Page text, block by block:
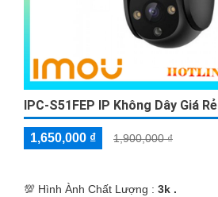
IPC-S51FEP IP Không Dây Giá Rẻ
1,650,000 ₫ 1,900,000 ₫
💯 Hình Ành Chất Lượng : 3k .